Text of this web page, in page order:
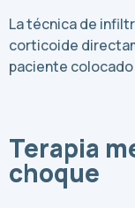
La técnica de
corticoide
paciente
Terapia
choque